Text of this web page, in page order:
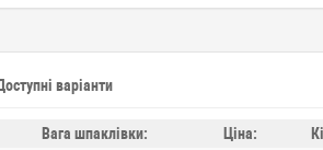
варіанти
Вага шпаклівки: Ціна: